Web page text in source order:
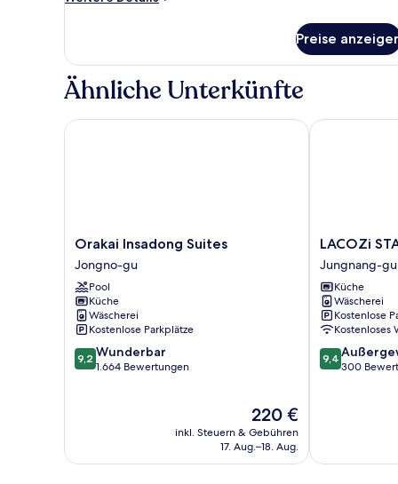
LOFT
Preise
Ähnliche Unterkünfte
Orakai
Insadong
Suites
Jongno-
gu
Orakai Insadong Suites
Jongno-gu
Pool
Küche
Wäscherei
Kostenlose Parkplätze
9.2
von
9,2 Wunderbar
1.664 Bewertungen
Der
Preis
beträgt
220 €
inkl. Steuern & Gebühren
17. Aug.–18. Aug.
Orakai Insadong Suites
LACOZi
STAY
Seoul
Jungnang-
gu
LACOZi
Jungnang-gu
Küche
Wäscherei
Kostenlose
Kostenloses
9.4
von
9,4
300
LACOZi STAY